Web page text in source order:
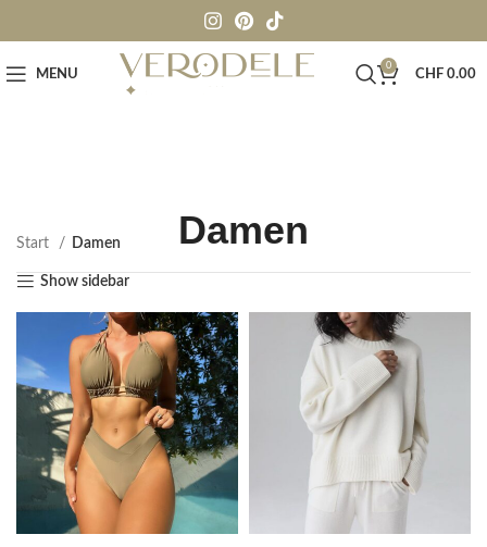
MENU
0
CHF 0.00
Damen
Start Damen
Show sidebar